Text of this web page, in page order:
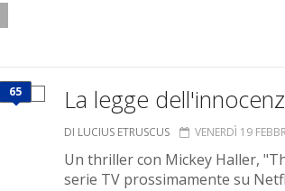
65 La legge
DI LUCIUS ETRUSCUS VENERDÌ 19
Un thriller con Mickey Haller,
serie TV prossimamente su